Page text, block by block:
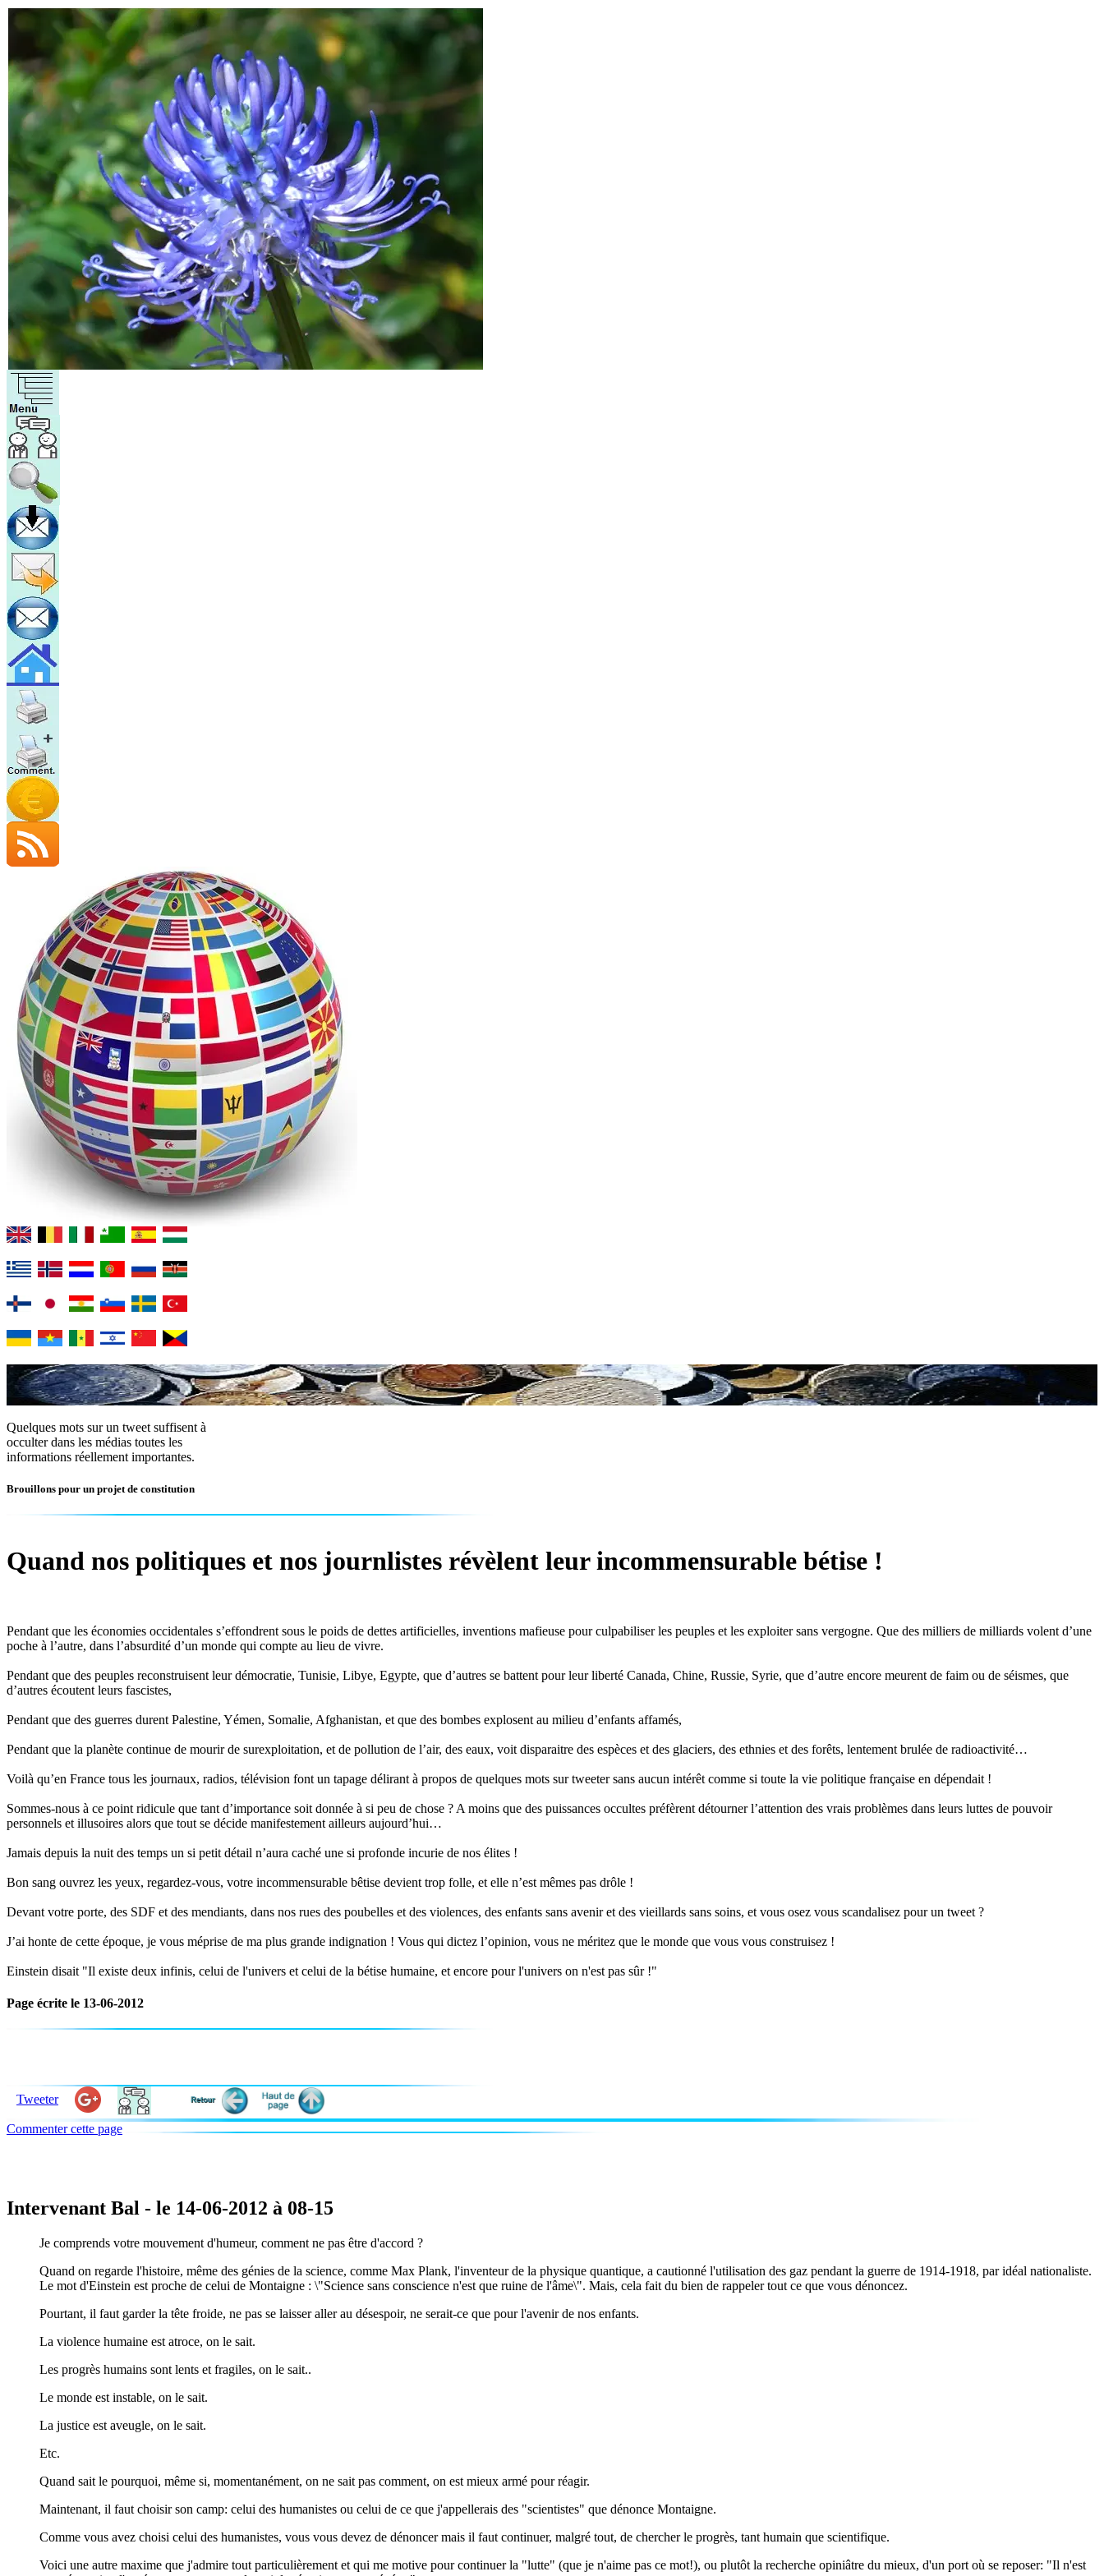
Quelques mots sur un tweet suffisent à
occulter dans les médias toutes les
informations réellement importantes.
Brouillons pour un projet de constitution
Quand nos politiques et nos journlistes révèlent leur incommensurable bétise !
Pendant que les économies occidentales s’effondrent sous le poids de dettes artificielles, inventions mafieuse pour culpabiliser les peuples et les exploiter sans vergogne. Que des milliers de milliards volent d’une
poche à l’autre, dans l’absurdité d’un monde qui compte au lieu de vivre.
Pendant que des peuples reconstruisent leur démocratie, Tunisie, Libye, Egypte, que d’autres se battent pour leur liberté Canada, Chine, Russie, Syrie, que d’autre encore meurent de faim ou de séismes, que
d’autres écoutent leurs fascistes,
Pendant que des guerres durent Palestine, Yémen, Somalie, Afghanistan, et que des bombes explosent au milieu d’enfants affamés,
Pendant que la planète continue de mourir de surexploitation, et de pollution de l’air, des eaux, voit disparaitre des espèces et des glaciers, des ethnies et des forêts, lentement brulée de radioactivité…
Voilà qu’en France tous les journaux, radios, télévision font un tapage délirant à propos de quelques mots sur tweeter sans aucun intérêt comme si toute la vie politique française en dépendait !
Sommes-nous à ce point ridicule que tant d’importance soit donnée à si peu de chose ? A moins que des puissances occultes préfèrent détourner l’attention des vrais problèmes dans leurs luttes de pouvoir
personnels et illusoires alors que tout se décide manifestement ailleurs aujourd’hui…
Jamais depuis la nuit des temps un si petit détail n’aura caché une si profonde incurie de nos élites !
Bon sang ouvrez les yeux, regardez-vous, votre incommensurable bêtise devient trop folle, et elle n’est mêmes pas drôle !
Devant votre porte, des SDF et des mendiants, dans nos rues des poubelles et des violences, des enfants sans avenir et des vieillards sans soins, et vous osez vous scandalisez pour un tweet ?
J’ai honte de cette époque, je vous méprise de ma plus grande indignation ! Vous qui dictez l’opinion, vous ne méritez que le monde que vous vous construisez !
Einstein disait "Il existe deux infinis, celui de l'univers et celui de la bétise humaine, et encore pour l'univers on n'est pas sûr !"
Page écrite le 13-06-2012
Tweeter
Commenter cette page
Intervenant Bal - le 14-06-2012 à 08-15
Je comprends votre mouvement d'humeur, comment ne pas être d'accord ?
Quand on regarde l'histoire, même des génies de la science, comme Max Plank, l'inventeur de la physique quantique, a cautionné l'utilisation des gaz pendant la guerre de 1914-1918, par idéal nationaliste.
Le mot d'Einstein est proche de celui de Montaigne : \"Science sans conscience n'est que ruine de l'âme\". Mais, cela fait du bien de rappeler tout ce que vous dénoncez.
Pourtant, il faut garder la tête froide, ne pas se laisser aller au désespoir, ne serait-ce que pour l'avenir de nos enfants.
La violence humaine est atroce, on le sait.
Les progrès humains sont lents et fragiles, on le sait..
Le monde est instable, on le sait.
La justice est aveugle, on le sait.
Etc.
Quand sait le pourquoi, même si, momentanément, on ne sait pas comment, on est mieux armé pour réagir.
Maintenant, il faut choisir son camp: celui des humanistes ou celui de ce que j'appellerais des "scientistes" que dénonce Montaigne.
Comme vous avez choisi celui des humanistes, vous vous devez de dénoncer mais il faut continuer, malgré tout, de chercher le progrès, tant humain que scientifique.
Voici une autre maxime que j'admire tout particulièrement et qui me motive pour continuer la "lutte" (que je n'aime pas ce mot!), ou plutôt la recherche opiniâtre du mieux, d'un port où se reposer: "Il n'est